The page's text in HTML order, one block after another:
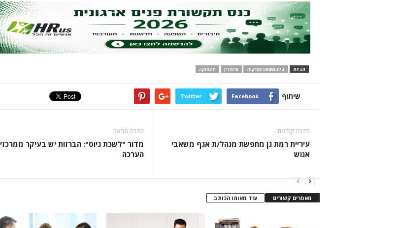
תגיות בית משפט פסיקות פיטורין תעסוקה
שיתוף Facebook
Twitter
כתבה קודמת
עיריית רמת גן מחפשת מנהל/ת אגף משאבי
אנוש
כתבה הבאה
מדור "לשכת גיוס": הברזות יש בעיקר ממרכזי
הערכה
מאמרים קשורים עוד מאותו הכותב